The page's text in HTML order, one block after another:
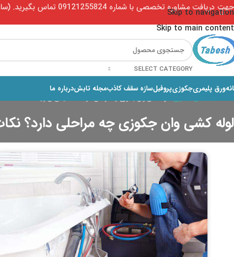
Skip to navigation
Skip to main content
SELECT CATEGORY
ورق پلیمریجکوزیپروفیلسازه سقف کاذبمجله تابشدرباره ما
خانه مجله تابش جکوزی لوله کشی وان جکوزی چه مراحلی دارد؟ نکات ایمنی آن چیست؟
لوله کشی وان جکوزی چه مراحلی دارد؟
جهت دریافت مشاوره تخصصی با شماره 09121255824 تماس بگیرید. (ساعات پاسخگویی 9تا18)